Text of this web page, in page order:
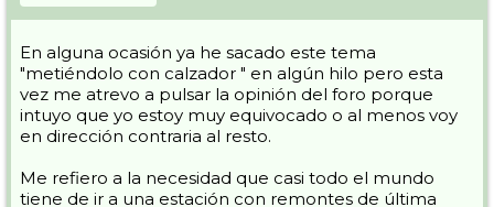
En alguna ocasión ya he sacado este tema
"metiéndolo con calzador " en algún hilo pero esta
vez me atrevo a pulsar la opinión del foro porque
intuyo que yo estoy muy equivocado o al menos voy
en dirección contraria al resto.
Me refiero a la necesidad que casi todo el mundo
tiene de ir a una estación con remontes de última